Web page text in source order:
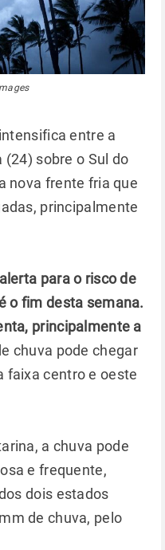
entre a
sobre o Sul do
nova frente fria que
principalmente
para o risco de
o fim desta semana.
principalmente a
chuva pode chegar
faixa centro e oeste
a chuva pode
e frequente,
dois estados
de chuva, pelo